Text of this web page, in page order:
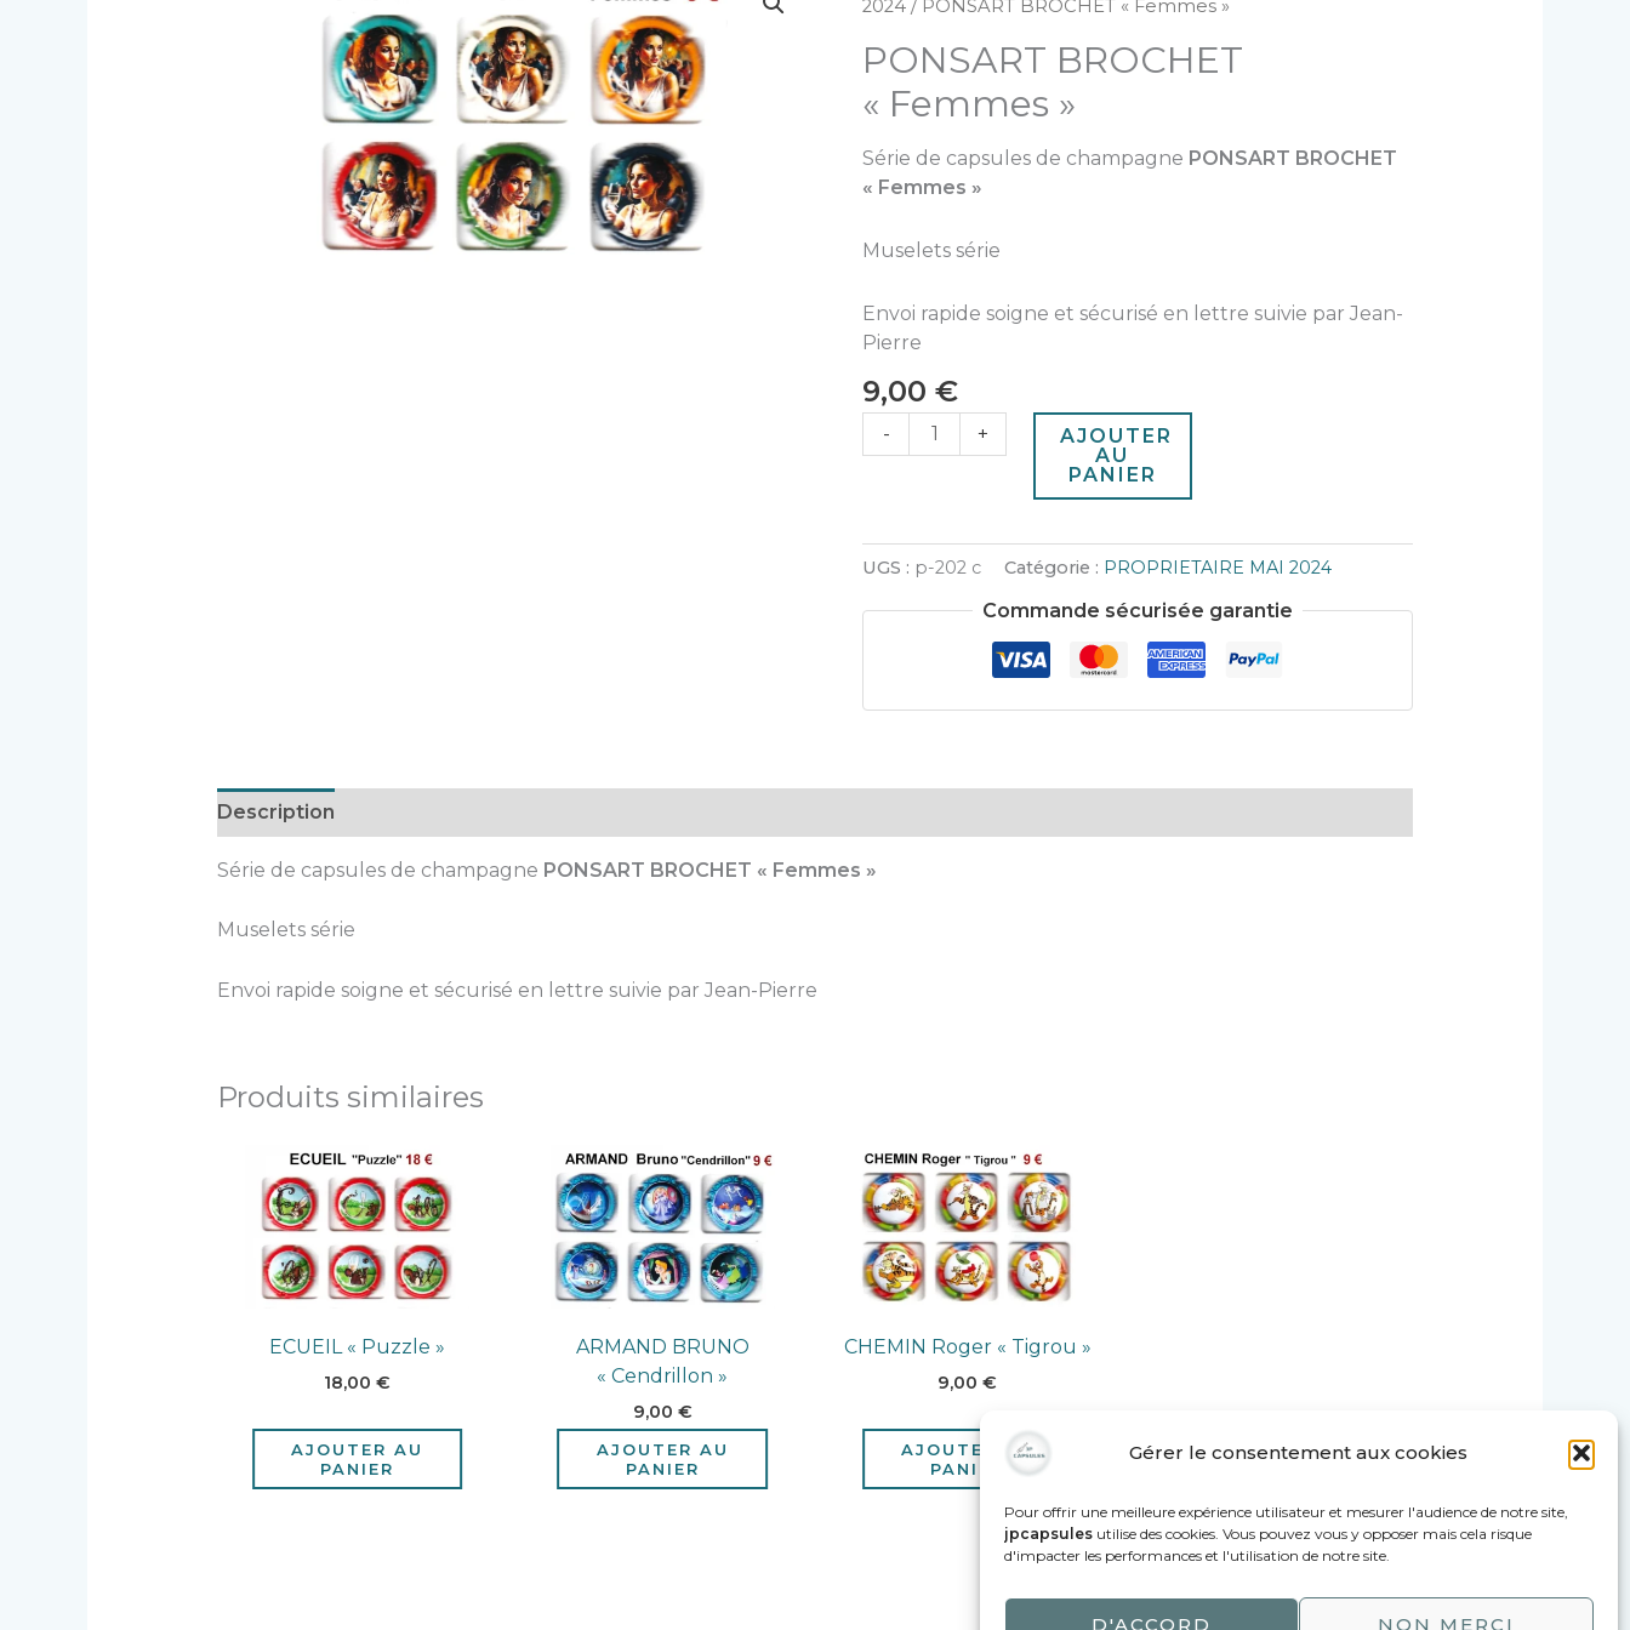
Gérer le consentement aux cookies
Pour offrir une meilleure expérience utilisateur et mesurer l'audience de notre site,
jpcapsules utilise des cookies. Vous pouvez vous y opposer mais cela risque
d'impacter les performances et l'utilisation de notre site.
D'ACCORD NON MERCI
2024 / PONSART BROCHET « Femmes »
PONSART BROCHET
« Femmes »
Série de capsules de champagne PONSART BROCHET
« Femmes »
Muselets série
Envoi rapide soigne et sécurisé en lettre suivie par Jean-
Pierre
9,00€
-
de
BROCHET
"Femmes"
+
AJOUTER
AU
PANIER
UGS : p-202 c Catégorie : PROPRIETAIRE MAI 2024
Commande sécurisée garantie
Description
Série de capsules de champagne PONSART BROCHET « Femmes »
Muselets série
Envoi rapide soigne et sécurisé en lettre suivie par Jean-Pierre
Produits similaires
ECUEIL « Puzzle »
18,00€
AJOUTER AU
PANIER
ARMAND BRUNO
« Cendrillon »
9,00 €
AJOUTER AU
PANIER
CHEMIN Roger « Tigrou »
9,00€
AJOUTER AU
PANIER